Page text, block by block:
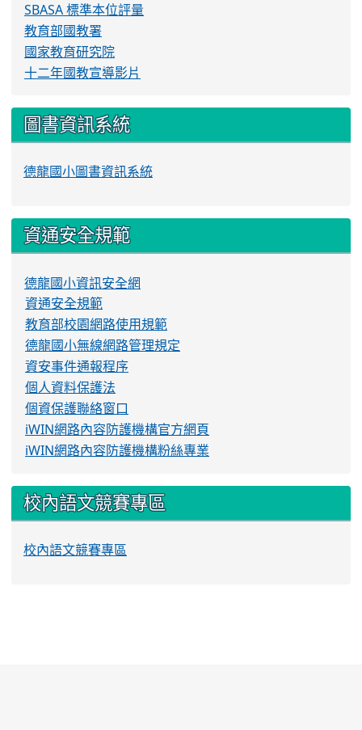
SBASA 標準本位評量
教育部國教署
國家教育研究院
十二年國教宣導影片
圖書資訊系統
德龍國小圖書資訊系統
資通安全規範
德龍國小資訊安全網
資通安全規範
教育部校園網路使用規範
德龍國小無線網路管理規定
資安事件通報程序
個人資料保護法
個資保護聯絡窗口
iWIN網路內容防護機構官方網頁
iWIN網路內容防護機構粉絲專業
校內語文競賽專區
校內語文競賽專區